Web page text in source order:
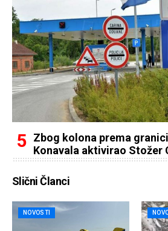
Zbog kolona prema
Konavala aktivirao Stožer
Slični Članci
NOVOSTI